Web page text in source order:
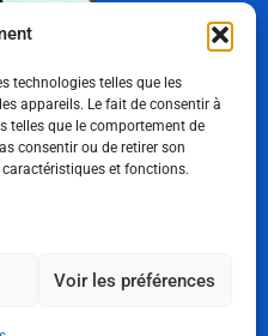
technologies telles que les
appareils. Le fait de consentir à
telles que le comportement de
consentir ou de retirer son
et fonctions.
Voir les préférences